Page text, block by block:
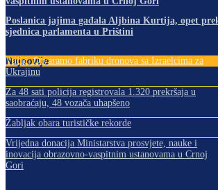
Poslanica jajima gađala Aljbina Kurtija, opet
sjednica parlamenta u Prištini
Najnovije
Vučić: Otvaramo fabriku dronova sa Izraelcima za
Ukrajinu
Za 48 sati policija registrovala 1.320 prekršaja u
saobraćaju, 48 vozača uhapšeno
Žabljak obara turističke rekorde
Vrijedna donacija Ministarstva prosvjete, nauke i
inovacija obrazovno-vaspitnim ustanovama u Crnoj
Gori